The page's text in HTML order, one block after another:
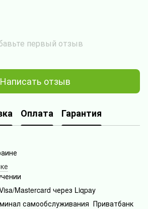
первый отзыв
Написать отзыв
Оплата Гарантия
Mastercard через Liqpay
самообслуживания Приватбанк